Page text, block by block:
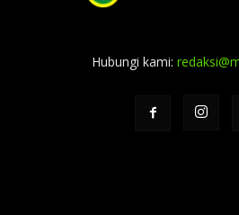
Hubungi kami: